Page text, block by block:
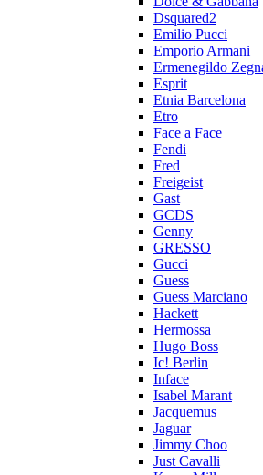
Dsquared2
Emilio Pucci
Emporio Armani
Ermenegildo
Esprit
Etnia Barcelona
Etro
Face a Face
Fendi
Fred
Freigeist
Gast
GCDS
Genny
GRESSO
Gucci
Guess
Guess Marciano
Hackett
Hermossa
Hugo Boss
Ic! Berlin
Inface
Isabel Marant
Jacquemus
Jaguar
Jimmy Choo
Just Cavalli